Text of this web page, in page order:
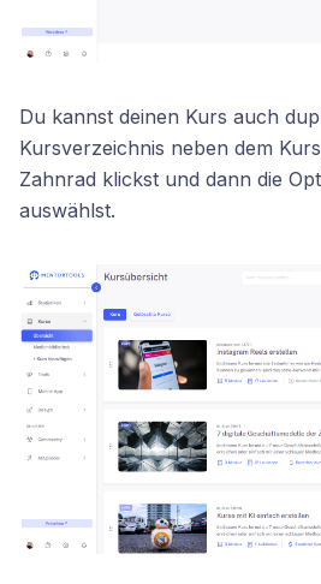
Du kannst deinen Kurs auch
Kursverzeichnis neben dem
Zahnrad klickst und dann die
auswählst.